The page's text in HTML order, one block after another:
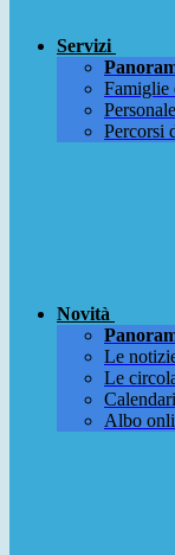
Servizi
Famiglie
Percorsi
Novità
Le
Le
Albo